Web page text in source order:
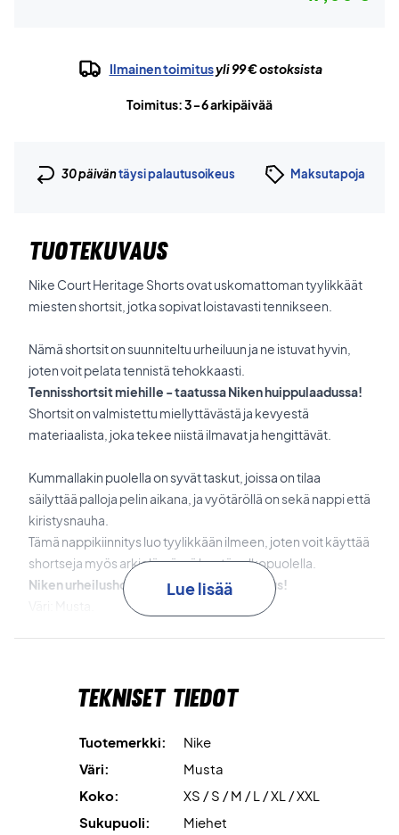
Ilmainen toimitusyli 99 € ostoksista
Toimitus: 3-6 arkipäivää
30 päiväntäysi palautusoikeus Maksutapoja
TUOTEKUVAUS
Nike Court Heritage Shorts ovat uskomattoman tyylikkäät
miesten shortsit, jotka sopivat loistavasti tennikseen.
Nämä shortsit on suunniteltu urheiluun ja ne istuvat hyvin,
joten voit pelata tennistä tehokkaasti.
Tennisshortsit miehille - taatussa Niken huippulaadussa!
Shortsit on valmistettu miellyttävästä ja kevyestä
materiaalista, joka tekee niistä ilmavat ja hengittävät.
Kummallakin puolella on syvät taskut, joissa on tilaa
säilyttää palloja pelin aikana, ja vyötäröllä on sekä nappi että
kiristysnauha.
Tämä nappikiinnitys luo tyylikkään ilmeen, joten voit käyttää
shortseja myös arkielämässä kentän ulkopuolella.
Niken urheilushortsit - täydellinen istuvuus!
Lue lisää
Tekniset tiedot
Tuotemerkki:
Nike
Väri:
Musta
Koko:
XS / S / M / L / XL / XXL
Sukupuoli:
Miehet